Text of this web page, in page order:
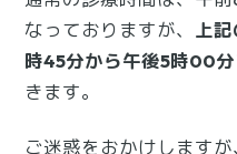
なっておりますが、
上
時45分から午後5時00
きます。
ご迷惑をおかけします